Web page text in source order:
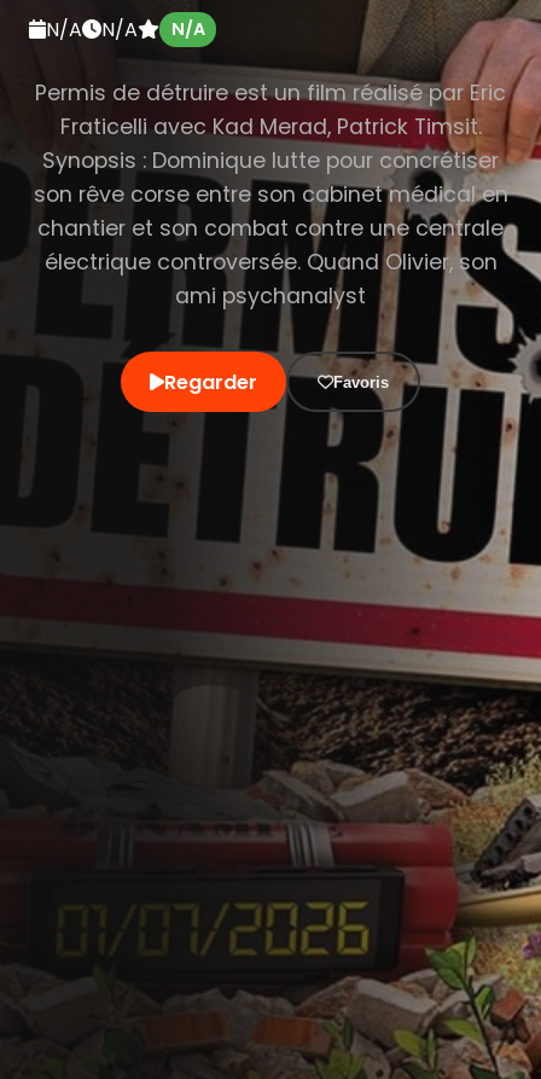
N/A N/A N/A
Permis de détruire est un film réalisé par Eric
Fraticelli avec Kad Merad, Patrick Timsit.
Synopsis : Dominique lutte pour concrétiser
son rêve corse entre son cabinet médical en
chantier et son combat contre une centrale
électrique controversée. Quand Olivier, son
ami psychanalyst
Regarder Favoris